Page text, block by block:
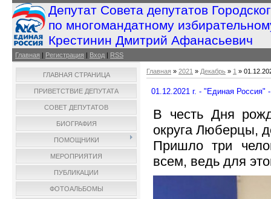
Депутат Совета депутатов
по многомандатному
Крестинин Дмитрий Афанасьевич
Главная | Регистрация | Вход | RSS
ГЛАВНАЯ СТРАНИЦА
ПРИВЕТСТВИЕ ДЕПУТАТА
СОВЕТ ДЕПУТАТОВ
БИОГРАФИЯ
ПОМОЩНИКИ
МЕРОПРИЯТИЯ
ПУБЛИКАЦИИ
ФОТОАЛЬБОМЫ
Главная » 2021 » Декабрь » 1 »
01.12.2021 г. - "Единая Россия"
В честь Дня
округа Люберцы,
Пришло три
всем, ведь для